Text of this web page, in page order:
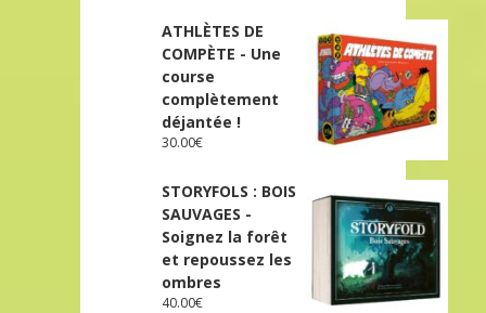
ATHLÈTES DE
COMPÈTE - Une
course
complètement
déjantée !
30.00€
STORYFOLS : BOIS
SAUVAGES -
Soignez la forêt
et repoussez les
ombres
40.00€